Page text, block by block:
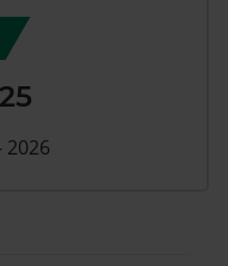
2026